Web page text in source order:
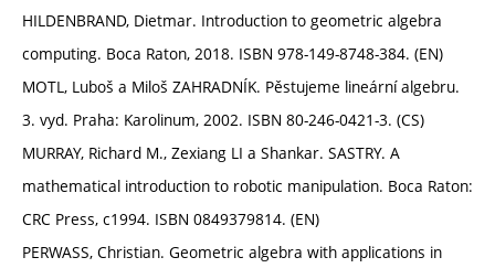
HILDENBRAND, Dietmar. Introduction to geometric algebra
computing. Boca Raton, 2018. ISBN 978-149-8748-384. (EN)
MOTL, Luboš a Miloš ZAHRADNÍK. Pěstujeme lineární algebru.
3. vyd. Praha: Karolinum, 2002. ISBN 80-246-0421-3. (CS)
MURRAY, Richard M., Zexiang LI a Shankar. SASTRY. A
mathematical introduction to robotic manipulation. Boca Raton:
CRC Press, c1994. ISBN 0849379814. (EN)
PERWASS, Christian. Geometric algebra with applications in